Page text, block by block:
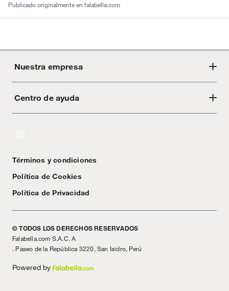
Publicado originalmente en falabella.com
Nuestra empresa
Acerca de Crate
Centro de ayuda
Textos Legales
Términos y condiciones
Política de Cookies
Política de Privacidad
© TODOS LOS DERECHOS RESERVADOS
Falabella.com S.A.C. A
. Paseo de la República 3220, San Isidro, Perú
Powered by